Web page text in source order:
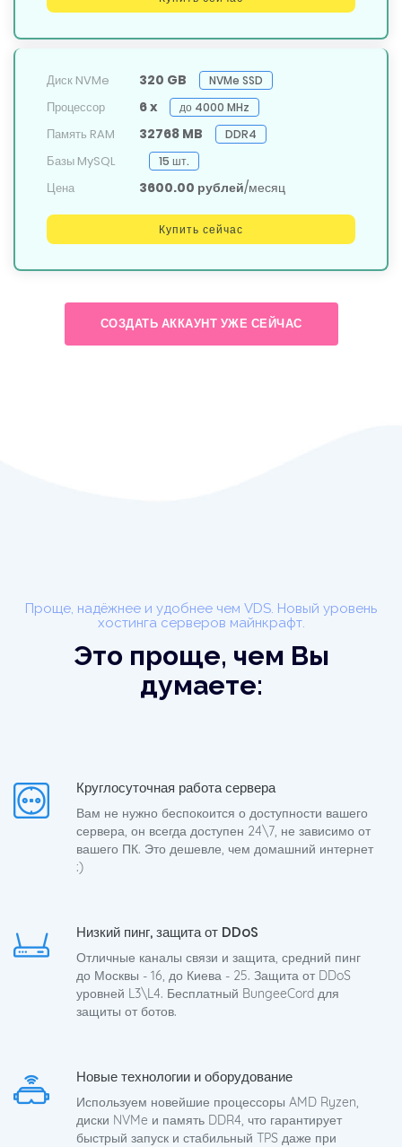
Диск NVMe 320 GB NVMe SSD
Процессор 6 x до 4000 MHz
Память RAM 32768 MB DDR4
Базы MySQL 15 шт.
Цена 3600.00 рублей/месяц
Купить сейчас
СОЗДАТЬ АККАУНТ УЖЕ СЕЙЧАС
Проще, надёжнее и удобнее чем VDS. Новый уровень
хостинга серверов майнкрафт.
Это проще, чем Вы
думаете:
Круглосуточная работа сервера
Вам не нужно беспокоится о доступности вашего
сервера, он всегда доступен 24\7, не зависимо от
вашего ПК. Это дешевле, чем домашний интернет
:)
Низкий пинг, защита от DDoS
Отличные каналы связи и защита, средний пинг
до Москвы - 16, до Киева - 25. Защита от DDoS
уровней L3\L4. Бесплатный BungeeCord для
защиты от ботов.
Новые технологии и оборудование
Используем новейшие процессоры AMD Ryzen,
диски NVMe и память DDR4, что гарантирует
быстрый запуск и стабильный TPS даже при